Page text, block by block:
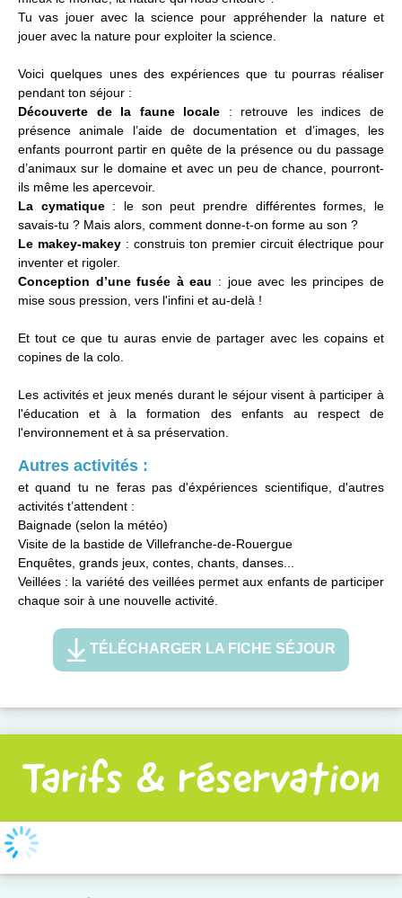
Tu vas jouer avec la science pour appréhender la nature et
jouer avec la nature pour exploiter la science.
Voici quelques unes des expériences que tu pourras réaliser
pendant ton séjour :
Découverte de la faune locale : retrouve les indices de
présence animale l’aide de documentation et d’images, les
enfants pourront partir en quête de la présence ou du passage
d’animaux sur le domaine et avec un peu de chance, pourront-
ils même les apercevoir.
La cymatique : le son peut prendre différentes formes, le
savais-tu ? Mais alors, comment donne-t-on forme au son ?
Le makey-makey : construis ton premier circuit électrique pour
inventer et rigoler.
Conception d’une fusée à eau : joue avec les principes de
mise sous pression, vers l'infini et au-delà !
Et tout ce que tu auras envie de partager avec les copains et
copines de la colo.
Les activités et jeux menés durant le séjour visent à participer à
l'éducation et à la formation des enfants au respect de
l'environnement et à sa préservation.
Autres activités :
et quand tu ne feras pas d'éxpériences scientifique, d'autres
activités t’attendent :
Baignade (selon la météo)
Visite de la bastide de Villefranche-de-Rouergue
Enquêtes, grands jeux, contes, chants, danses...
Veillées : la variété des veillées permet aux enfants de participer
chaque soir à une nouvelle activité.
TÉLÉCHARGER LA FICHE SÉJOUR
Tarifs & réservation